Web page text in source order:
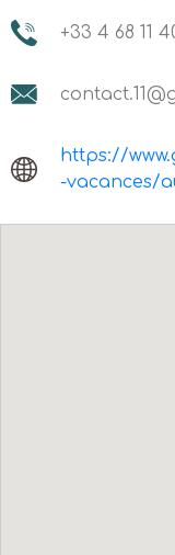
+33 4 68 11
https://
-vacances/